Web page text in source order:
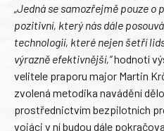
„Jedná se samozřejmě pouze o
pozitivní, který nás dále
technologií, které nejen šetří
výrazně efektivnější,“hodnotí
velitele praporu major Martin
zvolená metodika navádění
prostřednictvím bezpilotních
vojáci v ní budou dále